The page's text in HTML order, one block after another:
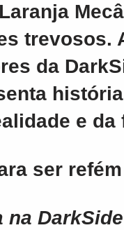
trevosos.
da
e da
ser
na